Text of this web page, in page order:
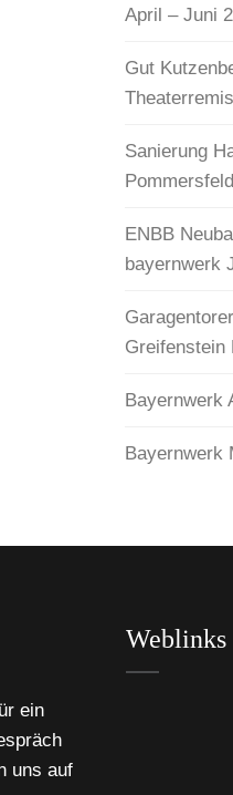
April – Juni
Gut
Sanierung
ENBB
bayernwerk
Greifenstein
Bayernwerk
Bayernwerk
ein
uns auf
Weblinks